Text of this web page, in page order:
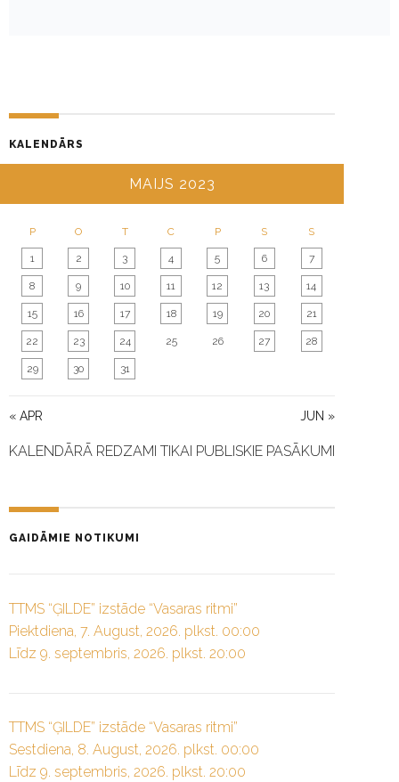
KALENDĀRS
MAIJS 2023
P O T C P S S
« APR JUN »
1 2 3 4 5 6 7
8 9 10 11 12 13 14
15 16 17 18 19 20 21
22 23 24 25 26 27 28
29 30 31
KALENDĀRĀ REDZAMI TIKAI PUBLISKIE PASĀKUMI
GAIDĀMIE NOTIKUMI
TTMS “ĢILDE” izstāde “Vasaras ritmi”
Piektdiena, 7. August, 2026. plkst. 00:00
Līdz 9. septembris, 2026. plkst. 20:00
TTMS “ĢILDE” izstāde “Vasaras ritmi”
Sestdiena, 8. August, 2026. plkst. 00:00
Līdz 9. septembris, 2026. plkst. 20:00